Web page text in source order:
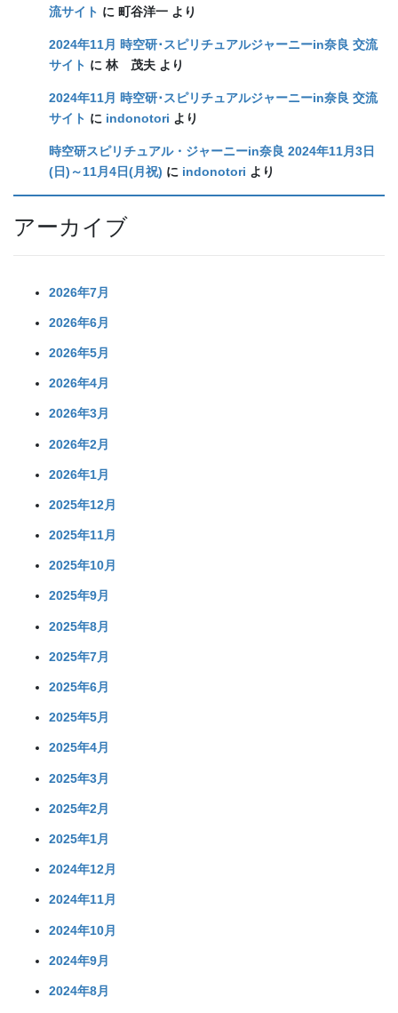
流サイト に 町谷洋一 より
2024年11月 時空研･スピリチュアルジャーニーin奈良 交流
サイト に 林 茂夫 より
2024年11月 時空研･スピリチュアルジャーニーin奈良 交流
サイト に indonotori より
時空研スピリチュアル・ジャーニーin奈良 2024年11月3日
(日)～11月4日(月祝) に indonotori より
アーカイブ
2026年7月
2026年6月
2026年5月
2026年4月
2026年3月
2026年2月
2026年1月
2025年12月
2025年11月
2025年10月
2025年9月
2025年8月
2025年7月
2025年6月
2025年5月
2025年4月
2025年3月
2025年2月
2025年1月
2024年12月
2024年11月
2024年10月
2024年9月
2024年8月